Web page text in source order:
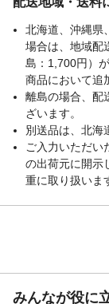
北海道、沖縄県
場合は、地域配
島：1,700円）
商品において追
離島の場合、配
ざいます。
別送品は、北海
ご入力いただい
の出荷元に開示
重に取り扱いま
みんなが役に